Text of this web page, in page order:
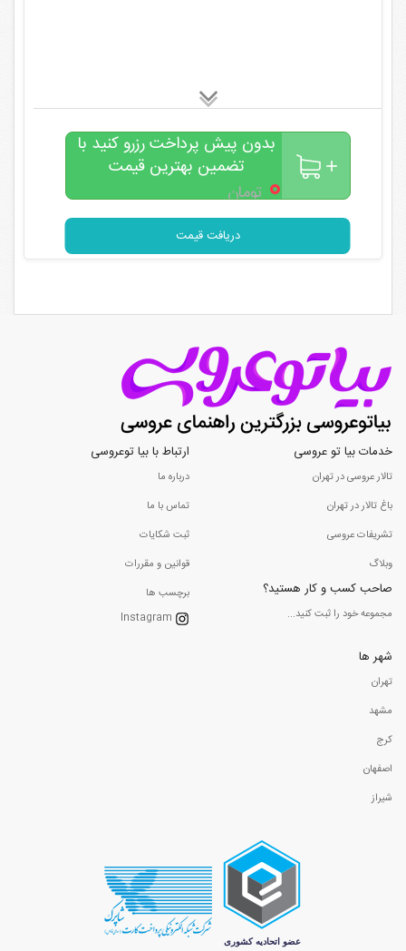
بدون پیش پرداخت رزرو کنید با
تضمین بهترین قیمت
۰تومان
دریافت قیمت
خدمات بیا تو عروسی
تالار عروسی در تهران
باغ تالار در تهران
تشریفات عروسی
وبلاگ
صاحب کسب و کار هستید؟
مجموعه خود را ثبت کنید...
ارتباط با بیا توعروسی
درباره ما
تماس با ما
ثبت شکایات
قوانین و مقررات
برچسب ها
Instagram
شهر ها
تهران
مشهد
کرج
اصفهان
شیراز